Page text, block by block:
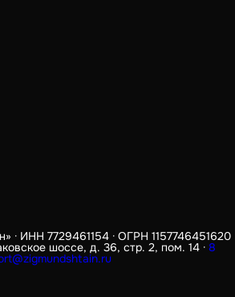
· ИНН 7729461154 · ОГРН 1157746451620
шоссе, д. 36, стр. 2, пом. 14 · 8